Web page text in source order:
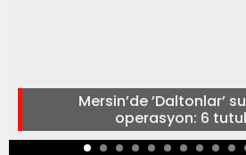
Mersin’de ’Daltonlar’
operasyon: 6